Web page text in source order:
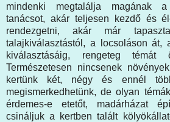
mindenki megtalálja magának
tanácsot, akár teljesen kezdő és
rendezgetni, akár már
talajkiválasztástól, a locsoláson át,
kiválasztásáig, rengeteg
Természetesen nincsenek
kertünk két, négy és ennél
megismerkedhetünk, de olyan
érdemes-e etetőt, madárházat
csináljuk a kertben talált